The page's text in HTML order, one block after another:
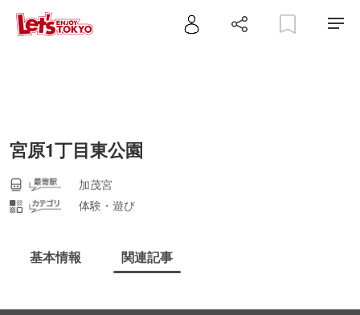
宮原1丁目東公園
加茂宮
体験・遊び
基本情報 関連記事